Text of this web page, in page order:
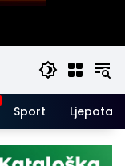
Sport Ljepota i